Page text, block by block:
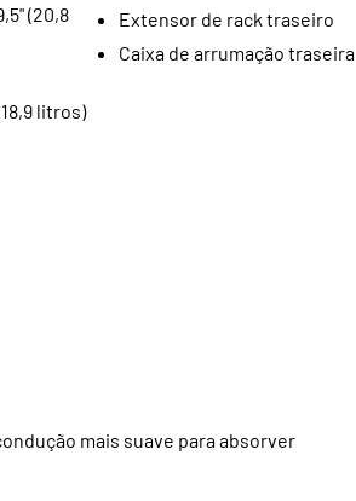
(20,8
litros)
Extensor de rack traseiro
Caixa de arrumação traseira
mais suave para absorver